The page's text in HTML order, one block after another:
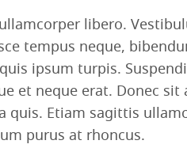
libero.
tempus neque,
ipsum turpis.
et neque erat. Donec
quis. Etiam sagittis
purus at rhoncus.